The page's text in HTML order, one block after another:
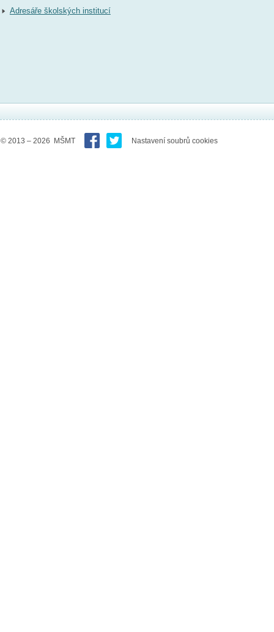
Adresáře školských institucí
© 2013 – 2026 MŠMT Nastavení soubrů cookies